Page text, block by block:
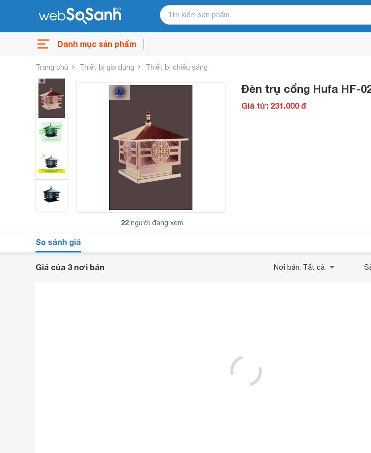
Danh mục sản phẩm
Trang chủ Thiết bị gia dụng Thiết bị chiếu sáng
22 người đang xem
Đèn trụ cổng Hufa HF-
Giá từ: 231.000 đ
So sánh giá
Giá của 3 nơi bán Nơi bán: Tất cả